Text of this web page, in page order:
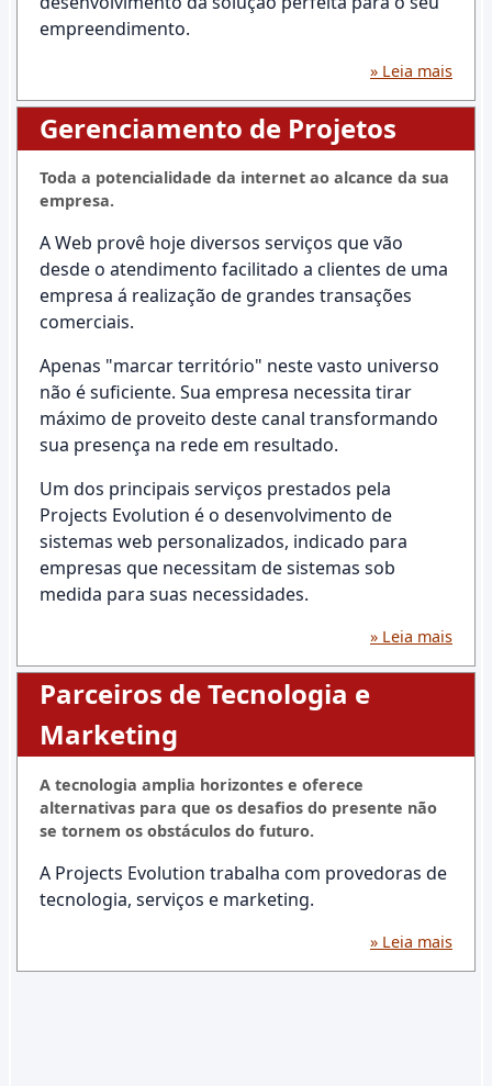
empreendimento.
» Leia mais
Gerenciamento de Projetos
Toda a potencialidade da internet ao alcance da sua
empresa.
A Web provê hoje diversos serviços que vão
desde o atendimento facilitado a clientes de uma
empresa á realização de grandes transações
comerciais.
Apenas "marcar território" neste vasto universo
não é suficiente. Sua empresa necessita tirar
máximo de proveito deste canal transformando
sua presença na rede em resultado.
Um dos principais serviços prestados pela
Projects Evolution é o desenvolvimento de
sistemas web personalizados, indicado para
empresas que necessitam de sistemas sob
medida para suas necessidades.
» Leia mais
Parceiros de Tecnologia e
Marketing
A tecnologia amplia horizontes e oferece
alternativas para que os desafios do presente não
se tornem os obstáculos do futuro.
A Projects Evolution trabalha com provedoras de
tecnologia, serviços e marketing.
» Leia mais